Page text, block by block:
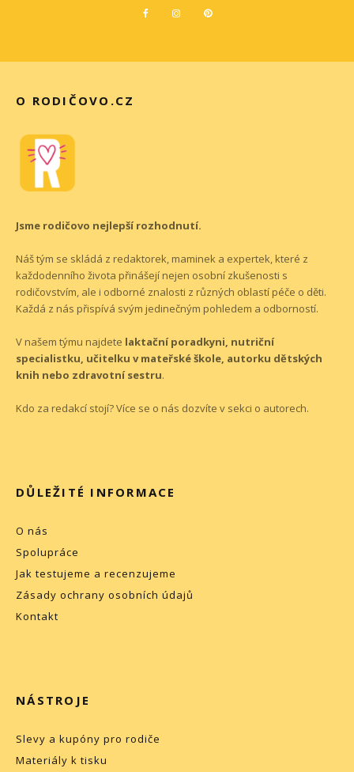
O RODIČOVO.CZ
Jsme rodičovo nejlepší rozhodnutí.
Náš tým se skládá z redaktorek, maminek a expertek, které z
každodenního života přinášejí nejen osobní zkušenosti s
rodičovstvím, ale i odborné znalosti z různých oblastí péče o děti.
Každá z nás přispívá svým jedinečným pohledem a odborností.
V našem týmu najdete laktační poradkyni, nutriční
specialistku, učitelku v mateřské škole, autorku dětských
knih nebo zdravotní sestru.
Kdo za redakcí stojí? Více se o nás dozvíte v sekci o autorech.
DŮLEŽITÉ INFORMACE
O nás
Spolupráce
Jak testujeme a recenzujeme
Zásady ochrany osobních údajů
Kontakt
NÁSTROJE
Slevy a kupóny pro rodiče
Materiály k tisku